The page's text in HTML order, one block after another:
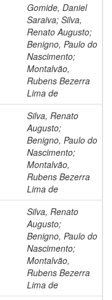
Gomide, Daniel
Saraiva; Silva,
Renato Augusto;
Benigno, Paulo do
Nascimento;
Montalvão,
Rubens Bezerra
Lima de
Silva, Renato
Augusto;
Benigno, Paulo do
Nascimento;
Montalvão,
Rubens Bezerra
Lima de
Silva, Renato
Augusto;
Benigno, Paulo do
Nascimento;
Montalvão,
Rubens Bezerra
Lima de